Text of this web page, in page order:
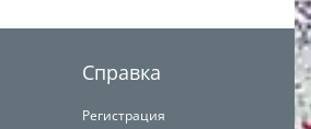
Справка
Регистрация